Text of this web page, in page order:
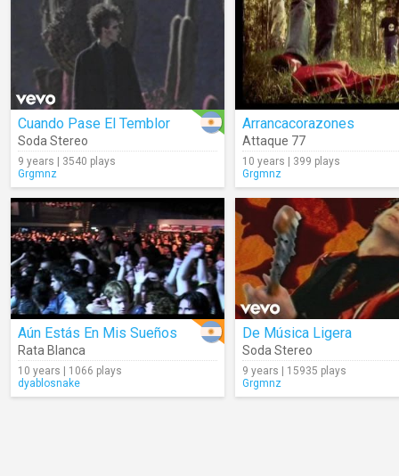
Cuando Pase El Temblor
Soda Stereo
9 years | 3540 plays
Grgmnz
Arrancacorazones
Attaque 77
10 years | 399 plays
Grgmnz
Aún Estás En Mis Sueños
Rata Blanca
10 years | 1066 plays
dyablosnake
De Música Ligera
Soda Stereo
9 years | 15935 plays
Grgmnz